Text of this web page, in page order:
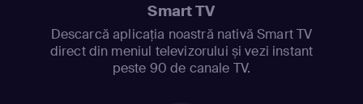
Smart TV
Descarcă aplicația noastră nativă Smart TV
direct din meniul televizorului și vezi instant
peste 90 de canale TV.